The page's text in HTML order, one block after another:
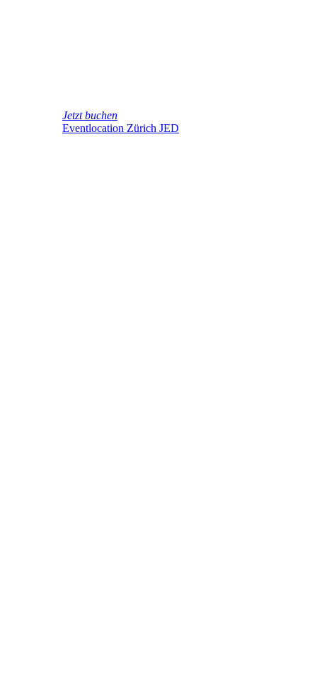
Jetzt buchen
Eventlocation Zürich JED